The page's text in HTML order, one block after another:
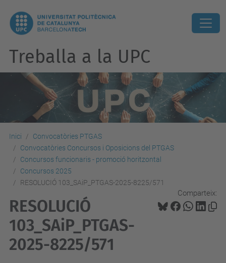
Treballa a la UPC
Inici
Convocatòries PTGAS
Convocatòries Concursos i Oposicions del PTGAS
Concursos funcionaris - promoció horitzontal
Concursos 2025
RESOLUCIÓ 103_SAiP_PTGAS-2025-8225/571
Comparteix:
RESOLUCIÓ
103_SAiP_PTGAS-
2025-8225/571